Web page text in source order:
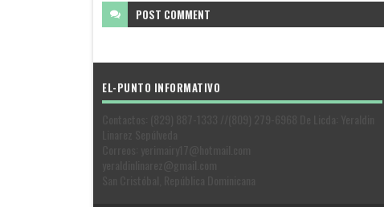
POST COMMENT
EL-PUNTO INFORMATIVO